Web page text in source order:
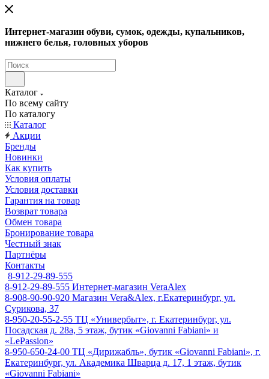
Интернет-магазин обуви, сумок, одежды, купальников,
нижнего белья, головных уборов
Каталог
По всему сайту
По каталогу
Каталог
Акции
Бренды
Новинки
Как купить
Условия оплаты
Условия доставки
Гарантия на товар
Возврат товара
Обмен товара
Бронирование товара
Честный знак
Партнёры
Контакты
8-912-29-89-555
8-912-29-89-555 Интернет-магазин VeraAlex
8-908-90-90-920 Магазин Vera&Alex, г.Екатеринбург, ул.
Сурикова, 37
8-950-20-55-2-55 ТЦ «Универбыт», г. Екатеринбург, ул.
Посадская д. 28а, 5 этаж, бутик «Giovanni Fabiani» и
«LePassion»
8-950-650-24-00 ТЦ «Дирижабль», бутик «Giovanni Fabiani», г.
Екатеринбург, ул. Академика Шварца д. 17, 1 этаж, бутик
«Giovanni Fabiani»